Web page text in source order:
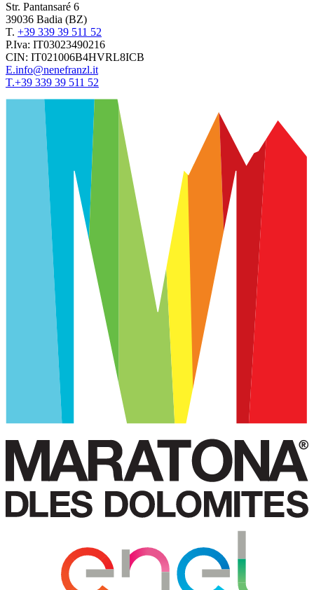
Str. Pantansaré 6
39036 Badia (BZ)
T. +39 339 39 511 52
P.Iva: IT03023490216
CIN: IT021006B4HVRL8ICB
E.info@nenefranzl.it
T.+39 339 39 511 52